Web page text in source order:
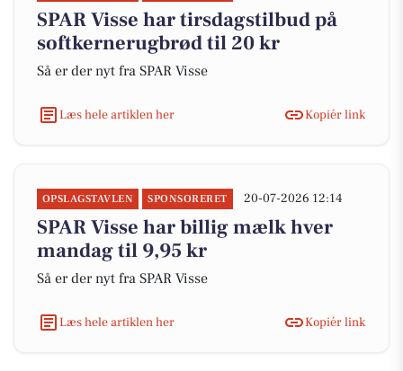
SPAR Visse har tirsdagstilbud på
softkernerugbrød til 20 kr
Så er der nyt fra SPAR Visse
Læs hele artiklen her Kopiér link
OPSLAGSTAVLEN SPONSORERET 20-07-2026 12:14
SPAR Visse har billig mælk hver
mandag til 9,95 kr
Så er der nyt fra SPAR Visse
Læs hele artiklen her Kopiér link